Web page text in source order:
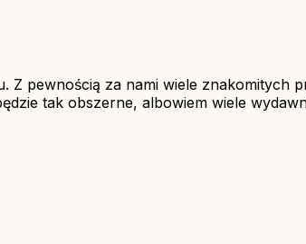
Z pewnością za nami wiele
tak obszerne, albowiem wiele